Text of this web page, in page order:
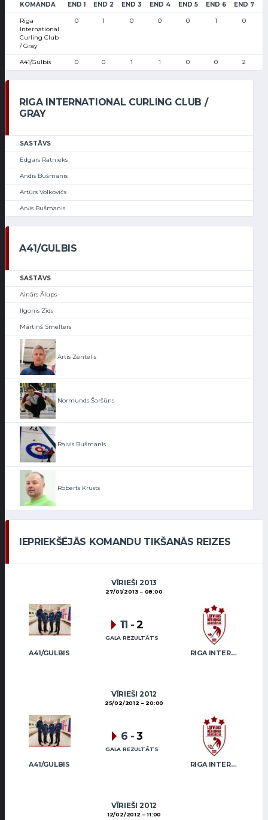
KOMANDA END 1 END 2 END 3 END 4 END 5 END 6 END 7
Riga
International
Curling Club
/ Gray
0 1 0 0 0 1 0
A41/Gulbis 0 0 1 1 0 0 2
RIGA INTERNATIONAL CURLING CLUB /
GRAY
SASTĀVS
Edgars Ratnieks
Andis Bušmanis
Artūrs Volkovičs
Arvis Bušmanis
A41/GULBIS
SASTĀVS
Ainārs Ālups
Ilgonis Zīds
Mārtiņš Smelters
Artis Zentelis
Normunds Šaršūns
Raivis Bušmanis
Roberts Krusts
IEPRIEKŠĒJĀS KOMANDU TIKŠANĀS REIZES
VĪRIEŠI 2013
27/01/2013 08:00
A41/GULBIS RIGA INTERNATIONAL CURLING CLUB / GRAY
11 -2
GALA REZULTĀTS
VĪRIEŠI 2012
25/02/2012 20:00
A41/GULBIS RIGA INTERNATIONAL CURLING CLUB / GRAY
6 -3
GALA REZULTĀTS
VĪRIEŠI 2012
12/02/2012 11:00